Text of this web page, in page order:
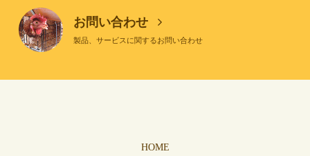
お問い合わせ
製品、サービスに関するお問い合わせ
HOME